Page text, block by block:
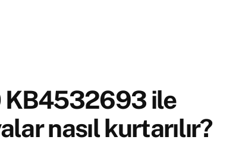
KB4532693 ile
nasıl kurtarılır?